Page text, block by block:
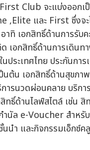
Club จะแบ่งออกเ
,Elite และ First ซึ่งจะ
าทิ เอกสิทธิ์ด้านการรับ
เอกสิทธิ์ด้านการเดินท
ประเทศไทย ประกันกา
ต้น เอกสิทธิ์ด้านสุขภา
ารนวดผ่อนคลาย บริกา
ทธิ์ด้านไลฟ์สไตล์ เช่น
นัล e-Voucher สำหรับ
นำ และกิจกรรมเอ็กซ์ค